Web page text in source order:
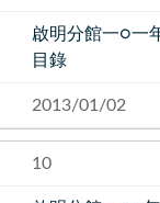
啟明分館一○一
目錄
2013/01/02
10